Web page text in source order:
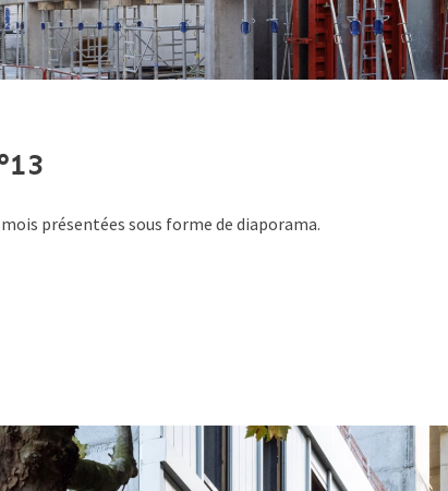
présentées sous forme de diaporama.